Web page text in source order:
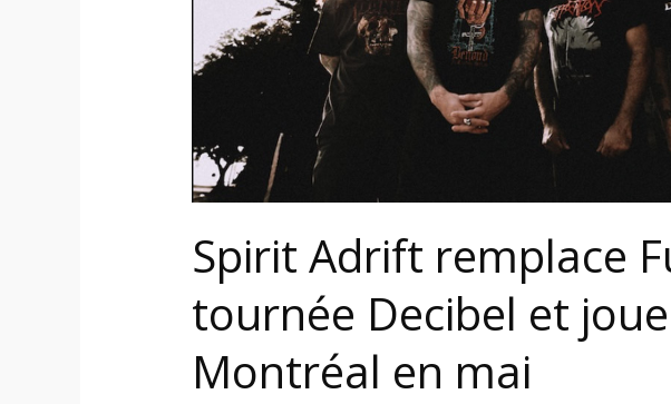
Spirit Adrift remplace
tournée Decibel et
Montréal en mai
jouera
à
mai